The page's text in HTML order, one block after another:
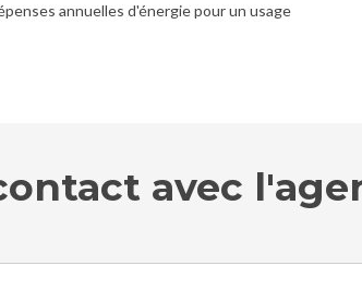
annuelles d'énergie pour un usage
avec